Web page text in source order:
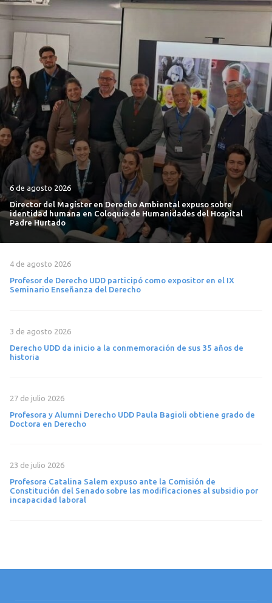
6 de agosto 2026
Director del Magíster en Derecho Ambiental expuso sobre
identidad humana en Coloquio de Humanidades del Hospital
Padre Hurtado
4 de agosto 2026
Profesor de Derecho UDD participó como expositor en el IX
Seminario Enseñanza del Derecho
3 de agosto 2026
Derecho UDD da inicio a la conmemoración de sus 35 años de
historia
27 de julio 2026
Profesora y Alumni Derecho UDD Paula Bagioli obtiene grado de
Doctora en Derecho
23 de julio 2026
Profesora Catalina Salem expuso ante la Comisión de
Constitución del Senado sobre las modificaciones al subsidio por
incapacidad laboral